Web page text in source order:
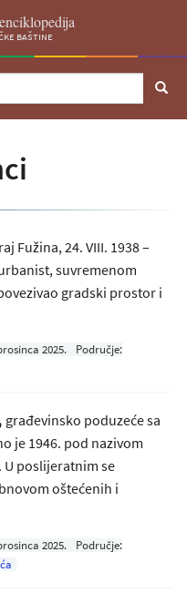
baštine
Fužina, 24. VIII. 1938 –
suvremenom
gradski prostor i
2025.
Područje:
građevinsko poduzeće sa
je 1946. pod nazivom
U poslijeratnim se
oštećenih i
2025.
Područje: